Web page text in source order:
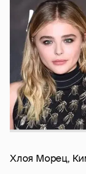
Хлоя Морец,